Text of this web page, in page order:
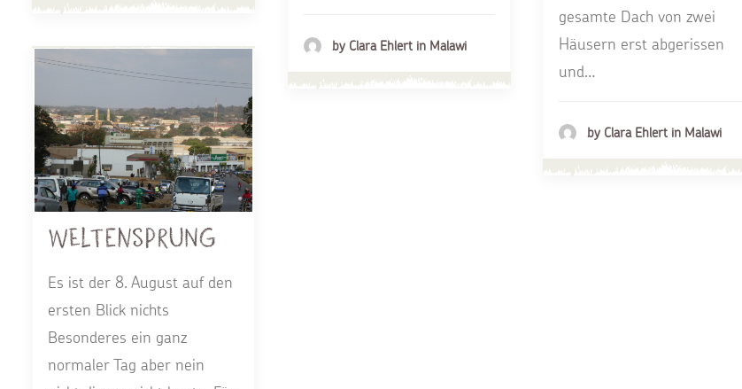
gesamte Dach von zwei
Häusern erst abgerissen
und…
by Clara Ehlert in Malawi
by Clara Ehlert in Malawi
Weltensprung
Es ist der 8. August auf den
ersten Blick nichts
Besonderes ein ganz
normaler Tag aber nein